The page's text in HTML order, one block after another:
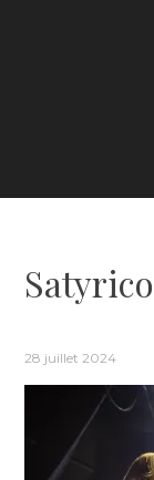
28 juillet 2024